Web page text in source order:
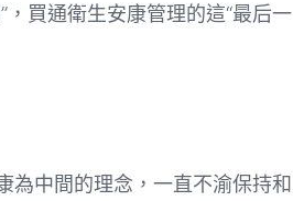
買通衛生安康管理的這“最后一
中間的理念，一直不渝保持和